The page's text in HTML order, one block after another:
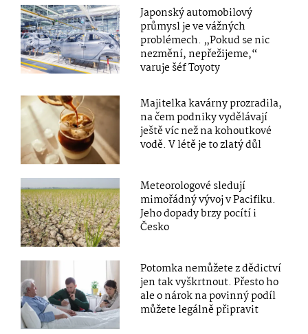
Japonský automobilový
průmysl je ve vážných
problémech. „Pokud se nic
nezmění, nepřežijeme,“
varuje šéf Toyoty
Majitelka kavárny prozradila,
na čem podniky vydělávají
ještě víc než na kohoutkové
vodě. V létě je to zlatý důl
Meteorologové sledují
mimořádný vývoj v Pacifiku.
Jeho dopady brzy pocítí i
Česko
Potomka nemůžete z dědictví
jen tak vyškrtnout. Přesto ho
ale o nárok na povinný podíl
můžete legálně připravit